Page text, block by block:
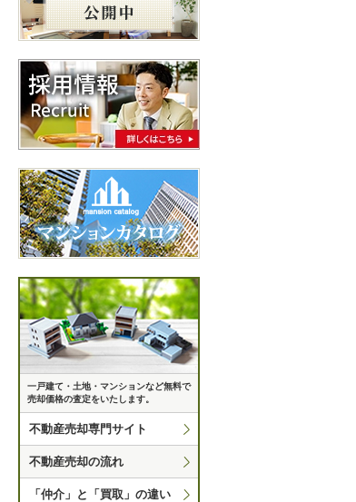
一戸建て・土地・マンションなど無料で
売却価格の査定をいたします。
不動産売却専門サイト
不動産売却の流れ
「仲介」と「買取」の違い